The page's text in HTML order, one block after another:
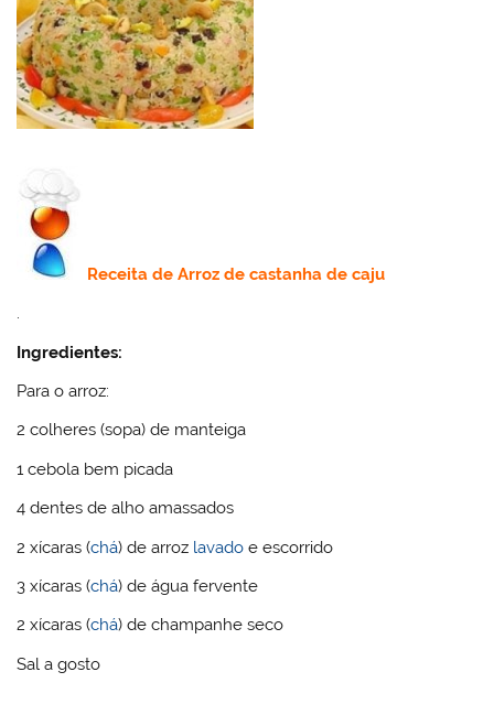
Receita deArroz de castanha de caju
.
Ingredientes:
Para o arroz:
2 colheres (sopa) de manteiga
1 cebola bem picada
4 dentes de alho amassados
2 xícaras (chá) de arroz lavado e escorrido
3 xícaras (chá) de água fervente
2 xícaras (chá) de champanhe seco
Sal a gosto